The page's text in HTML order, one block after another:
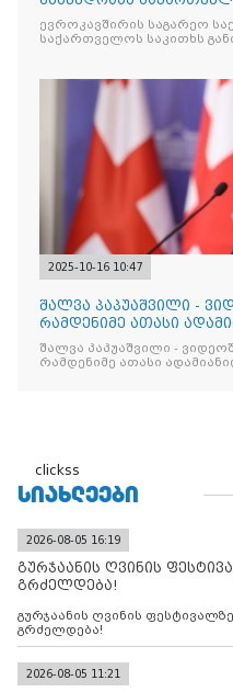
ევროკავშირის საგარეო
საქართველოს საკითხს
2025-10-16 10:47
შალვა პაპუაშვილი -
რამდენიმე ათასი
შეიკრიბა,
შალვა პაპუაშვილი -
რამდენიმე ათასი
clickss
ᲡᲘᲐᲮᲚᲔᲔᲑᲘ
2026-08-05 16:19
გურჯაანის ღვინის
გრძელდება!
გურჯაანის ღვინის
გრძელდება!
2026-08-05 11:21